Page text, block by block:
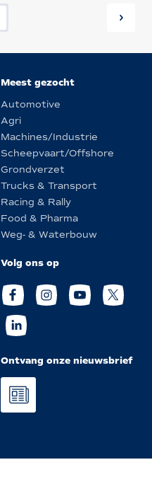
Meest gezocht
Automotive
Agri
Machines/Industrie
Scheepvaart/Offshore
Grondverzet
Trucks & Transport
Racing & Rally
Food & Pharma
Weg- & Waterbouw
Volg ons op
Ontvang onze nieuwsbrief